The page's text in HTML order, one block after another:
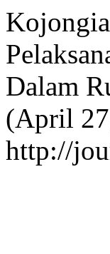
Dalam
(April
http://